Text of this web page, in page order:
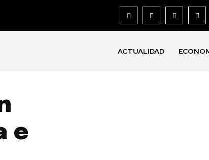
ACTUALIDAD
e